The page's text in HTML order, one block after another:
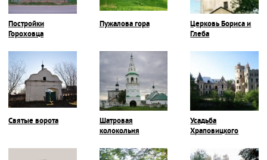
Постройки
Гороховца
Пужалова гора
Церковь Бориса и
Глеба
Святые ворота
Шатровая
колокольня
Усадьба
Храповицкого